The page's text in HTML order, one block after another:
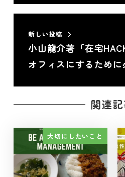
新しい投稿
小山龍介著「在宅
オフィスにするため
関連
大切にしたいこと